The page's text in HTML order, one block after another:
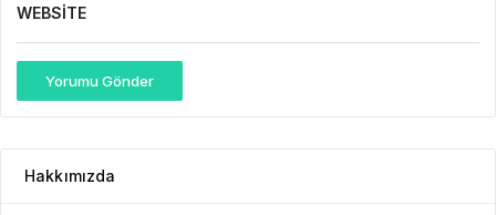
WEBSITE
Yorumu Gönder
Hakkımızda